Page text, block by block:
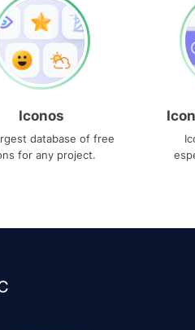
Iconos
database of free
for any project.